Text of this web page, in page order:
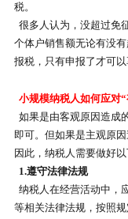
税。
很多人认为，没超过免
个体户销售额无论有没
报税，只有申报了才可
小规模纳税人如何应对“
如果是由客观原因造成
即可。但如果是主观原
因此，纳税人需要做好以
1.遵守法律法规
纳税人在经营活动中，
等相关法律法规，按照